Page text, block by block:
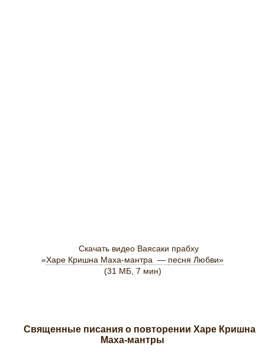
Скачать видео Ваясаки прабху
«Харе Кришна Маха-мантра — песня Любви»
(31 МБ, 7 мин)
Священные писания о повторении Харе Кришна
Маха-мантры